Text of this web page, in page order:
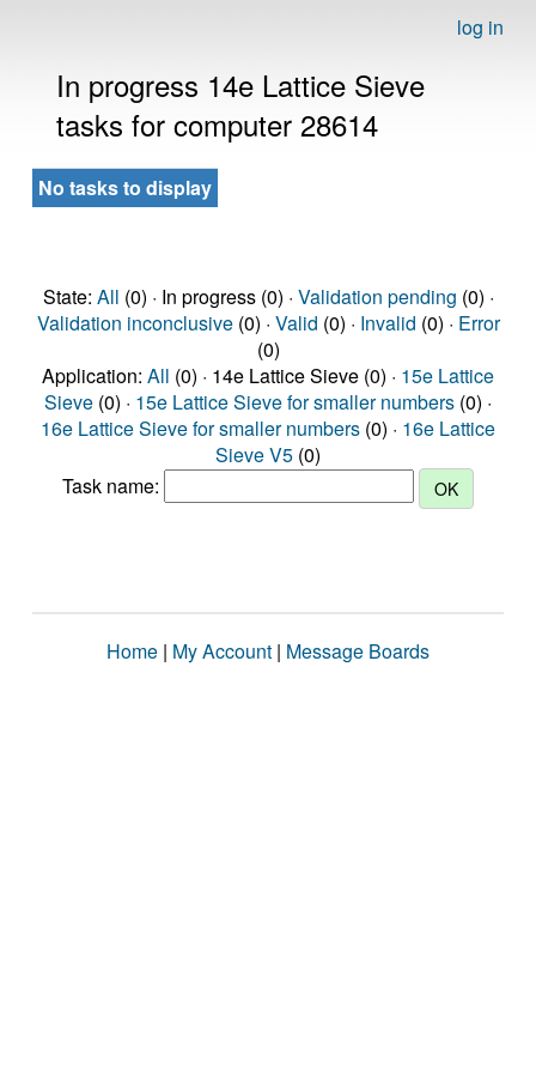
log in
In progress 14e Lattice Sieve
tasks for computer 28614
No tasks to display
State: All (0) · In progress (0) · Validation pending (0) ·
Validation inconclusive(0) · Valid (0) · Invalid (0) · Error
(0)
Application: All (0) · 14e Lattice Sieve (0) · 15e Lattice
Sieve (0) · 15e Lattice Sieve for smaller numbers (0) ·
16e Lattice Sieve for smaller numbers (0) · 16e Lattice
Sieve V5 (0)
Task name:
Home | My Account | Message Boards